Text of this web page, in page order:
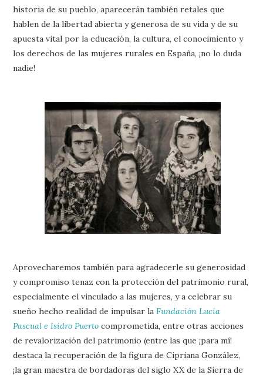
historia de su pueblo, aparecerán también retales que
hablen de la libertad abierta y generosa de su vida y de su
apuesta vital por la educación, la cultura, el conocimiento y
los derechos de las mujeres rurales en España, ¡no lo duda
nadie!
Aprovecharemos también para agradecerle su generosidad
y compromiso tenaz con la protección del patrimonio rural,
especialmente el vinculado a las mujeres, y a celebrar su
sueño hecho realidad de impulsar la Fundación Lucía
Pascual e Isidro Puerto comprometida, entre otras acciones
de revalorización del patrimonio (entre las que ¡para mí!
destaca la recuperación de la figura de Cipriana González,
¡la gran maestra de bordadoras del siglo XX de la Sierra de